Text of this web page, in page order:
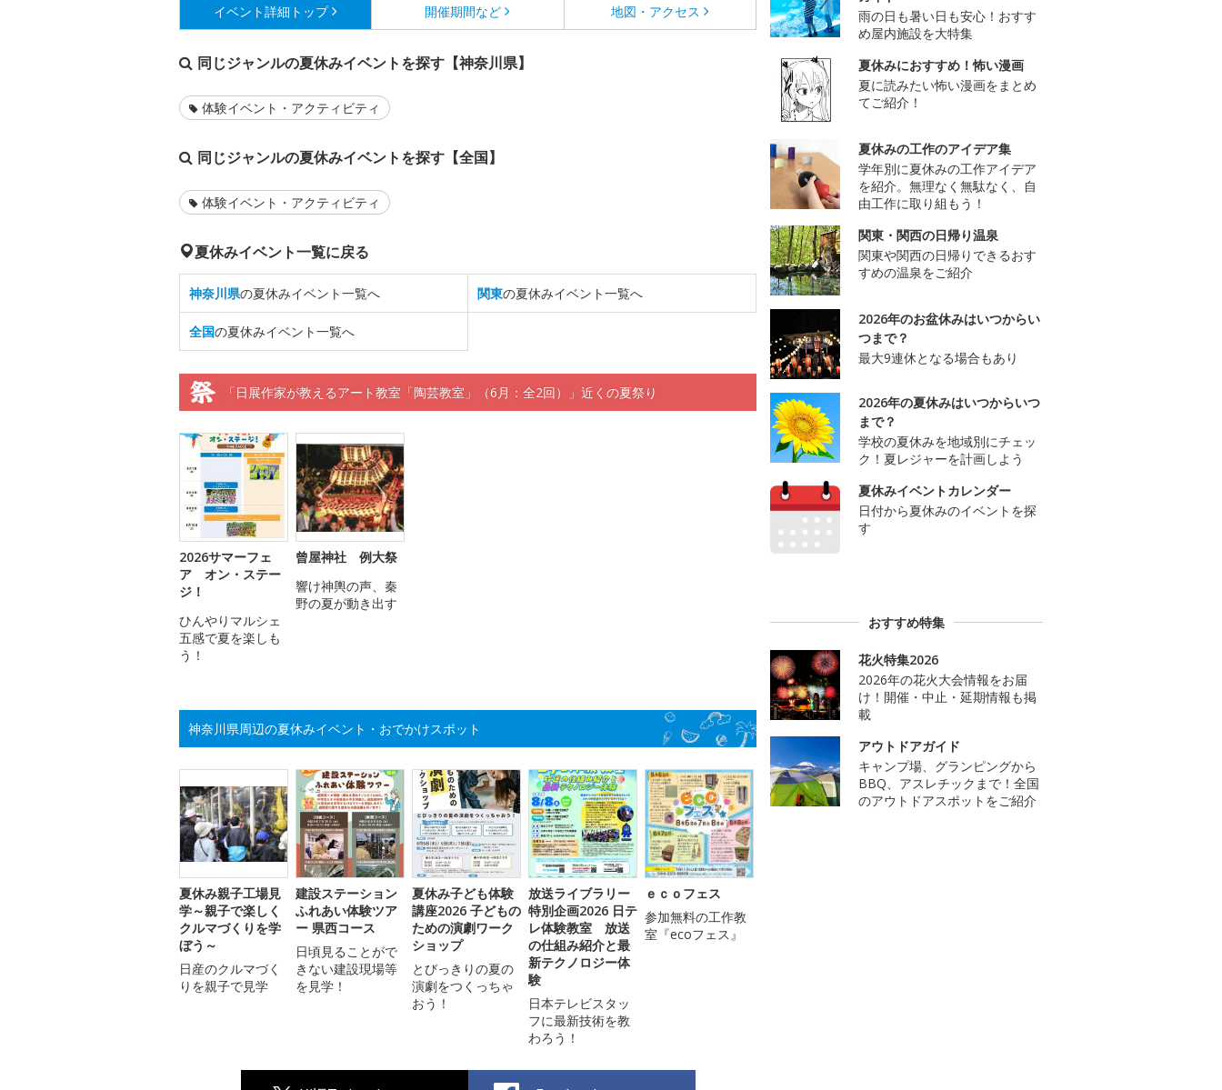
イベント詳細 トップ 開催期間など 地図・アクセス
同じジャンルの夏休みイベントを探す【神奈川県】
体験イベント・アクティビティ
同じジャンルの夏休みイベントを探す【全国】
体験イベント・アクティビティ
夏休みイベント一覧に戻る
神奈川県の夏休みイベント一覧へ 関東の夏休みイベント一覧へ
全国の夏休みイベント一覧へ
「日展作家が教えるアート教室「陶芸教室」（6月：全2回）」近くの夏祭り
2026サマーフェ
ア オン・ステー
ジ！
ひんやりマルシェ
五感で夏を楽しも
う！
曾屋神社 例大祭
響け神輿の声、秦
野の夏が動き出す
神奈川県周辺の夏休みイベント・おでかけスポット
夏休み親子工場見
学～親子で楽しく
クルマづくりを学
ぼう～
日産のクルマづく
りを親子で見学
建設ステーション
ふれあい体験ツア
ー 県西コース
日頃見ることがで
きない建設現場等
を見学！
夏休み子ども体験
講座2026 子どもの
ための演劇ワーク
ショップ
とびっきりの夏の
演劇をつくっちゃ
おう！
放送ライブラリー
特別企画2026 日テ
レ体験教室 放送
の仕組み紹介と最
新テクノロジー体
験
日本テレビスタッ
フに最新技術を教
わろう！
ｅｃｏフェス
参加無料の工作教
室『ecoフェス』
雨の日も暑い日も安心！おすす
め屋内施設を大特集
夏休みにおすすめ！怖い漫画
夏に読みたい怖い漫画をまとめ
てご紹介！
夏休みの工作のアイデア集
学年別に夏休みの工作アイデア
を紹介。無理なく無駄なく、自
由工作に取り組もう！
関東・関西の日帰り温泉
関東や関西の日帰りできるおす
すめの温泉をご紹介
2026年のお盆休みはいつからい
つまで？
最大9連休となる場合もあり
2026年の夏休みはいつからいつ
まで？
学校の夏休みを地域別にチェッ
ク！夏レジャーを計画しよう
夏休みイベントカレンダー
日付から夏休みのイベントを探
す
おすすめ特集
花火特集2026
2026年の花火大会情報をお届
け！開催・中止・延期情報も掲
載
アウトドアガイド
キャンプ場、グランピングから
BBQ、アスレチックまで！全国
のアウトドアスポットをご紹介